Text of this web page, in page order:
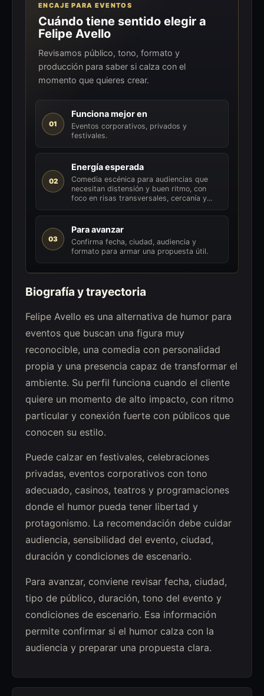
ENCAJE PARA EVENTOS
Cuándo tiene sentido elegir a
Felipe Avello
Revisamos público, tono, formato y
producción para saber si calza con el
momento que quieres crear.
01
Funciona mejor en
Eventos corporativos, privados y
festivales.
02
Energía esperada
Comedia escénica para audiencias que
necesitan distensión y buen ritmo, con
foco en risas transversales, cercanía y...
03
Para avanzar
Confirma fecha, ciudad, audiencia y
formato para armar una propuesta útil.
Biografía y trayectoria
Felipe Avello es una alternativa de humor para
eventos que buscan una figura muy
reconocible, una comedia con personalidad
propia y una presencia capaz de transformar el
ambiente. Su perfil funciona cuando el cliente
quiere un momento de alto impacto, con ritmo
particular y conexión fuerte con públicos que
conocen su estilo.
Puede calzar en festivales, celebraciones
privadas, eventos corporativos con tono
adecuado, casinos, teatros y programaciones
donde el humor pueda tener libertad y
protagonismo. La recomendación debe cuidar
audiencia, sensibilidad del evento, ciudad,
duración y condiciones de escenario.
Para avanzar, conviene revisar fecha, ciudad,
tipo de público, duración, tono del evento y
condiciones de escenario. Esa información
permite confirmar si el humor calza con la
audiencia y preparar una propuesta clara.